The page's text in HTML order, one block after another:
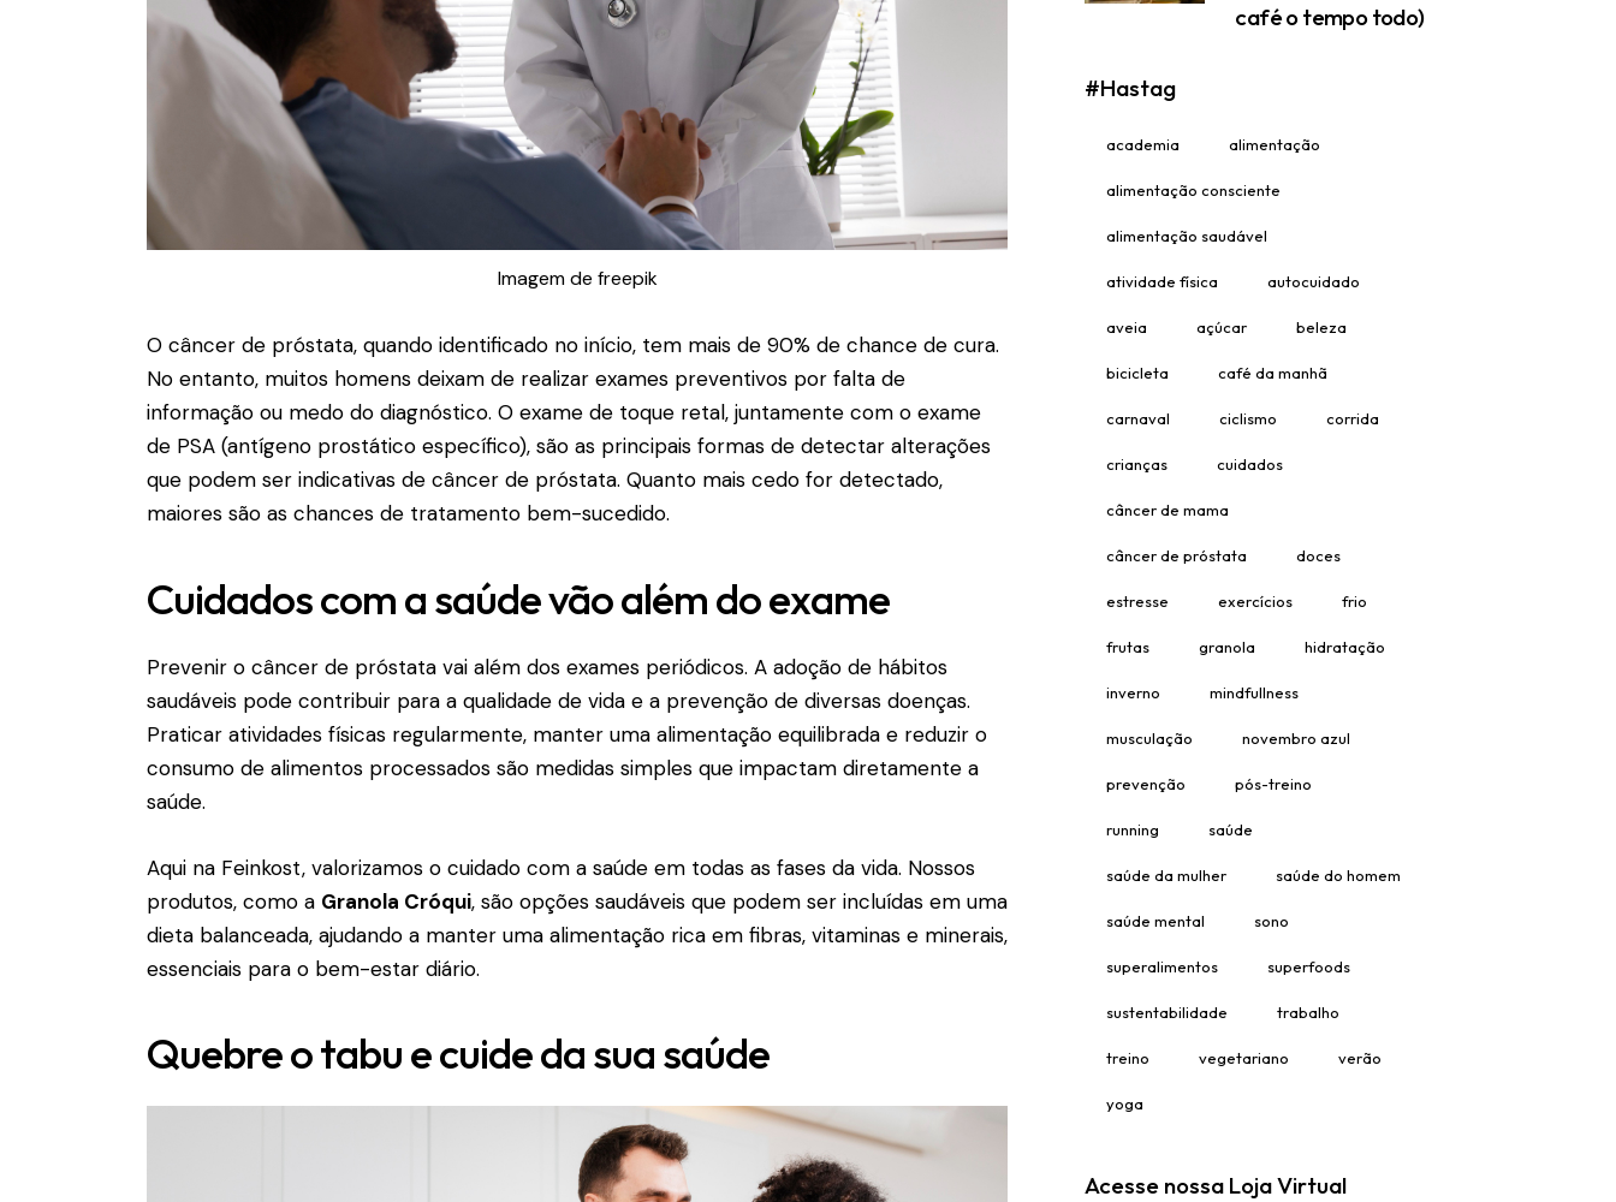
Imagem de freepik
O câncer de próstata, quando identificado no início, tem mais de 90% de chance de cura.
No entanto, muitos homens deixam de realizar exames preventivos por falta de
informação ou medo do diagnóstico. O exame de toque retal, juntamente com o exame
de PSA (antígeno prostático específico), são as principais formas de detectar alterações
que podem ser indicativas de câncer de próstata. Quanto mais cedo for detectado,
maiores são as chances de tratamento bem-sucedido.
Cuidados com a saúde vão além do exame
Prevenir o câncer de próstata vai além dos exames periódicos. A adoção de hábitos
saudáveis pode contribuir para a qualidade de vida e a prevenção de diversas doenças.
Praticar atividades físicas regularmente, manter uma alimentação equilibrada e reduzir o
consumo de alimentos processados são medidas simples que impactam diretamente a
saúde.
Aqui na Feinkost, valorizamos o cuidado com a saúde em todas as fases da vida. Nossos
produtos, como a Granola Cróqui, são opções saudáveis que podem ser incluídas em uma
dieta balanceada, ajudando a manter uma alimentação rica em fibras, vitaminas e minerais,
essenciais para o bem-estar diário.
Quebre o tabu e cuide da sua saúde
café o tempo todo)
#Hastag
academia alimentação
alimentação consciente
alimentação saudável
atividade física autocuidado
aveia açúcar beleza
bicicleta café da manhã
carnaval ciclismo corrida
crianças cuidados
câncer de mama
câncer de próstata doces
estresse exercícios frio
frutas granola hidratação
inverno mindfullness
musculação novembro azul
prevenção pós-treino
running saúde
saúde da mulher saúde do homem
saúde mental sono
superalimentos superfoods
sustentabilidade trabalho
treino vegetariano verão
yoga
Acesse nossa Loja Virtual